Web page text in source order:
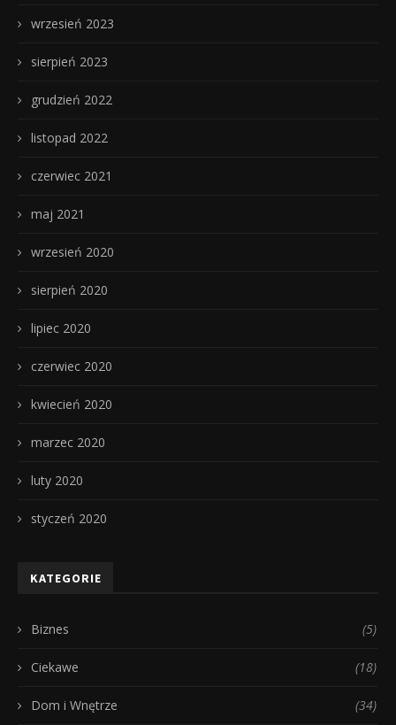
wrzesień 2023
sierpień 2023
grudzień 2022
listopad 2022
czerwiec 2021
maj 2021
wrzesień 2020
sierpień 2020
lipiec 2020
czerwiec 2020
kwiecień 2020
marzec 2020
luty 2020
styczeń 2020
KATEGORIE
Biznes (5)
Ciekawe (18)
Dom i Wnętrze (34)